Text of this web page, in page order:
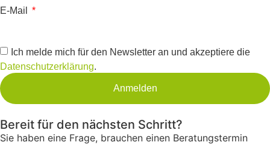
E-Mail
Ich melde mich für den Newsletter an und akzeptiere die
Datenschutzerklärung.
Anmelden
Bereit für den nächsten Schritt?
Sie haben eine Frage, brauchen einen Beratungstermin